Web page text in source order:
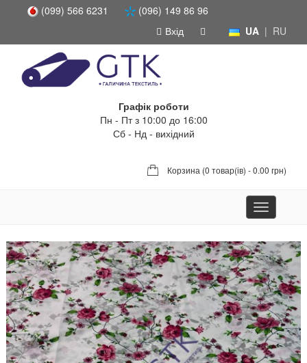
(099) 566 6231
(096) 149 86 96
UA | RU
Вхід
Графік роботи
Пн - Пт з 10:00 до 16:00
Сб - Нд - вихідний
Корзина (0 товар(ів) - 0.00 грн)
Toggle
navigation